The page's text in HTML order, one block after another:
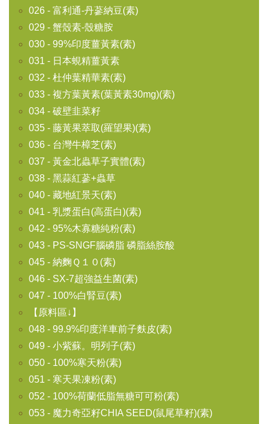
026 - 富利通-丹蔘納豆(素)
029 - 蟹殼素-殼糖胺
030 - 99%印度薑黃素(素)
031 - 日本蜆精薑黃素
032 - 杜仲葉精華素(素)
033 - 複方葉黃素(葉黃素30mg)(素)
034 - 破壁韭菜籽
035 - 藤黃果萃取(羅望果)(素)
036 - 台灣牛樟芝(素)
037 - 黃金北蟲草子實體(素)
038 - 黑蒜紅蔘+蟲草
040 - 藏地紅景天(素)
041 - 乳漿蛋白(高蛋白)(素)
042 - 95%木寡糖純粉(素)
043 - PS-SNGF腦磷脂 磷脂絲胺酸
045 - 納麴Ｑ１０(素)
046 - SX-7超強益生菌(素)
047 - 100%白腎豆(素)
【原料區↓】
048 - 99.9%印度洋車前子麩皮(素)
049 - 小紫蘇。明列子(素)
050 - 100%寒天粉(素)
051 - 寒天果凍粉(素)
052 - 100%荷蘭低脂無糖可可粉(素)
053 - 魔力奇亞籽CHIA SEED(鼠尾草籽)(素)